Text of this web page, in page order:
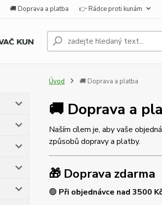
🚚 Doprava a platba 👉 Rádce proti kunám
Úvod 🚚 Doprava a platba
🚚 Doprava a
Naším cílem je, aby vaše
způsobů dopravy a platby.
🎁 Doprava zdarma
🟢 Při objednávce nad 3500